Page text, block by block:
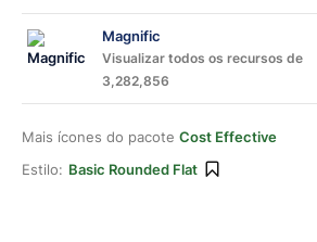
Magnific
Visualizar todos os recursos de
3,282,856
Mais ícones do pacote Cost Effective
Estilo: Basic Rounded Flat